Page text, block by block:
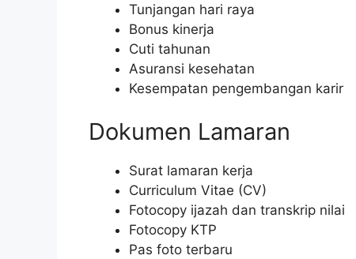
Tunjangan hari raya
Bonus kinerja
Cuti tahunan
Asuransi kesehatan
Kesempatan pengembangan karir
Dokumen Lamaran
Surat lamaran kerja
Curriculum Vitae (CV)
Fotocopy ijazah dan transkrip nilai
Fotocopy KTP
Pas foto terbaru